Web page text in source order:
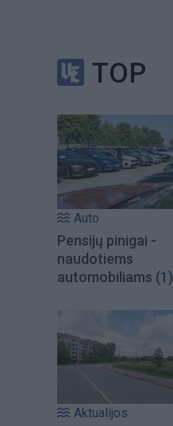
TOP
Auto
Pensijų pinigai -
naudotiems
automobiliams (1)
Aktualijos